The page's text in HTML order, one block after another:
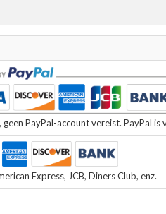
geen PayPal-account vereist. PayPal
Express, JCB, Diners Club, enz.